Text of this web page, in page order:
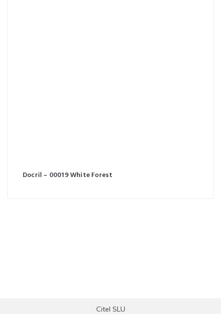
Docril – 00019 White Forest
Citel SLU